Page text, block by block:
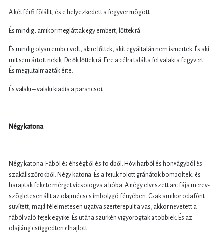
A két férfi fölállt, és elhelyezkedett a fegyver mögött.
És mindig, amikor megláttak egy embert, lőttek rá.
És mindig olyan ember volt, akire lőttek, akit egyáltalán nem ismertek. És aki
mit sem ártott nekik. De ők lőttek rá. Erre a célra találta fel valaki a fegyvert.
És megjutalmazták érte.
És valaki – valaki kiadta a parancsot.
Négy katona
Négy katona. Fából és éhségből és földből. Hóviharból és honvágyból és
szakállszőrökből. Négy katona. És a fejük fölött gránátok bömböltek, és
haraptak fekete mérget vicsorogva a hóba. A négy elveszett arc fája merev-
szögletesen állt az olajmécses imbolygó fényében. Csak amikor odafönt
süvített, majd félelmetesen ugatva szerterepült a vas, akkor nevetett a
fából való fejek egyike. És utána szürkén vigyorogtak a többiek. És az
olajláng csüggedten elhajlott.